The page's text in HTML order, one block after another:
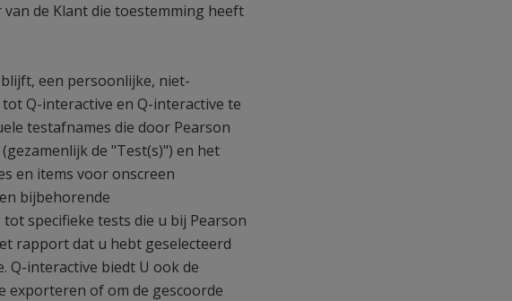
de Klant die toestemming heeft
een persoonlijke, niet-
Q-interactive en Q-interactive te
testafnames die door Pearson
de "Test(s)") en het
en items voor onscreen
bijbehorende
specifieke tests die u bij Pearson
rapport dat u hebt geselecteerd
Q-interactive biedt U ook de
exporteren of om de gescoorde